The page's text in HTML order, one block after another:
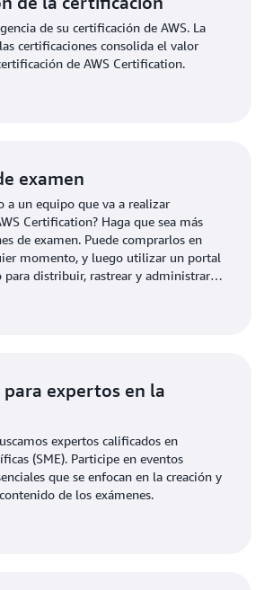
de su certificación de AWS. La
certificaciones consolida el valor
de AWS Certification.
examen
a un equipo que va a realizar
Certification? Haga que sea más
de examen. Puede comprarlos en
momento, y luego utilizar un portal
para distribuir, rastrear y administrar
expertos en la
expertos calificados en
(SME). Participe en eventos
que se enfocan en la creación y
de los exámenes.